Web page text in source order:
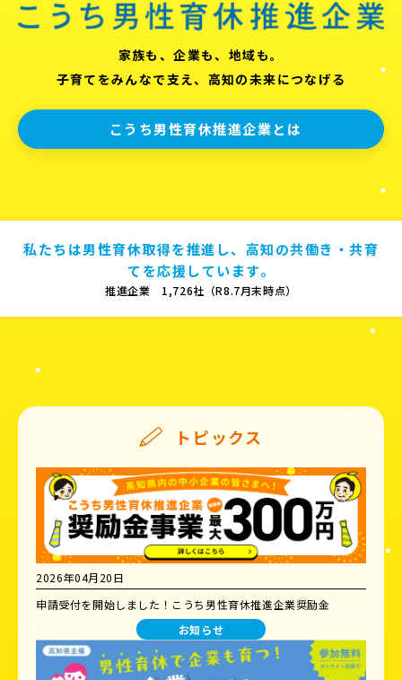
家族も、企業も、地域も。
子育てをみんなで支え、高知の未来につなげる
こうち男性育休推進企業とは
私たちは男性育休取得を推進し、高知の共働き・共育
てを応援しています。
推進企業 1,726社（R8.7月末時点）
トピックス
2026年04月20日
申請受付を開始しました！こうち男性育休推進企業奨励金
お知らせ